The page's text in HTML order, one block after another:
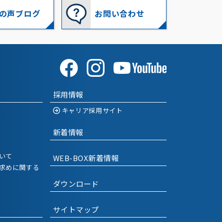
2021-09(1)
2021-07(2)
2021-05(2)
2021-04(2)
2020-12(1)
2020-11(1)
声ブログ お問い合わせ
て
めに関する
採用情報
キャリア採用サイト
新着情報
WEB-BOX新着情報
ダウンロード
サイトマップ